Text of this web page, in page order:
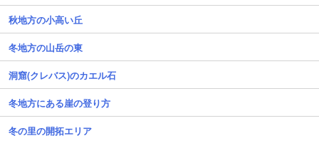
秋地方の小高い丘
冬地方の山岳の東
洞窟(クレバス)のカエル石
冬地方にある崖の登り方
冬の里の開拓エリア